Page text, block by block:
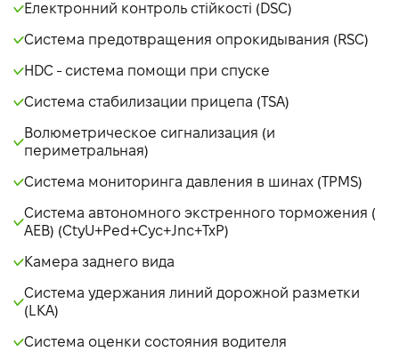
Електронний контроль стійкості (DSC)
Система предотвращения опрокидывания (RSC)
HDC - система помощи при спуске
Система стабилизации прицепа (TSA)
Волюметрическое сигнализация (и
периметральная)
Система мониторинга давления в шинах (TPMS)
Система автономного экстренного торможения (
AEB) (CtyU+Ped+Cyc+Jnc+TxP)
Камера заднего вида
Система удержания линий дорожной разметки
(LKA)
Система оценки состояния водителя